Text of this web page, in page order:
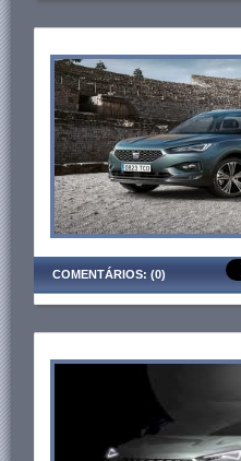
COMENTÁRIOS: (0)